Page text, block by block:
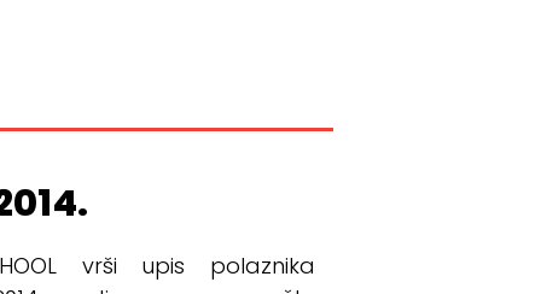
vrši upis polaznika